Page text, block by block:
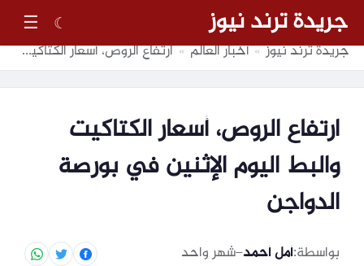
جريدة ترند نيوز ☾
☰
جريدة ترند نيوز » أخبار العالم » ارتفاع الروص، أسعار الكتاكيت والبط اليوم الإثنين في بورصة الدواجن
ارتفاع الروص، أسعار الكتاكيت
والبط اليوم الإثنين في بورصة
الدواجن
بواسطة:أمل أحمد–شهر واحد